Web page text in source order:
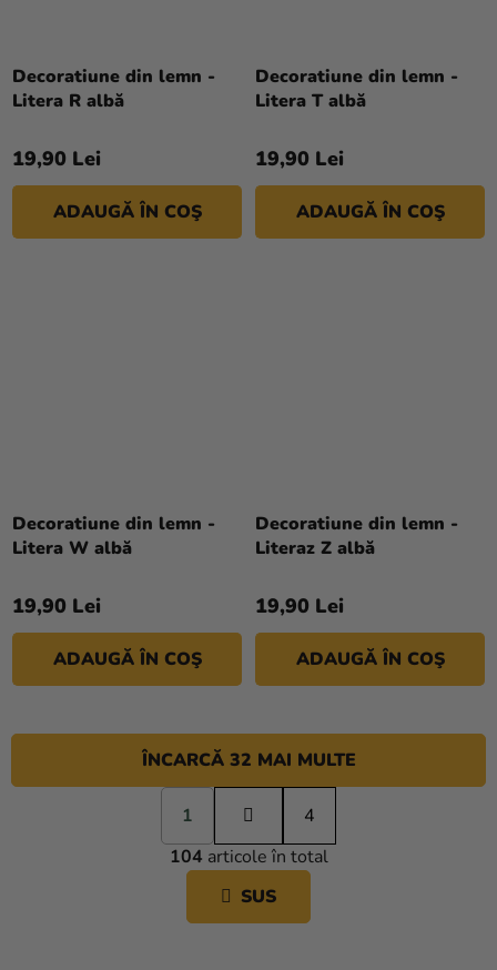
Decoratiune din lemn -
Litera R albă
19,90 Lei
ADAUGĂ ÎN COŞ
Decoratiune din lemn -
Litera T albă
19,90 Lei
ADAUGĂ ÎN COŞ
Decoratiune din lemn -
Litera W albă
19,90 Lei
ADAUGĂ ÎN COŞ
Decoratiune din lemn -
Literaz Z albă
19,90 Lei
ADAUGĂ ÎN COŞ
C
O
N
T
ÎNCARCĂ 32 MAI MULTE
P
a
g
i
a
r
1
4
104 articole în total
SUS